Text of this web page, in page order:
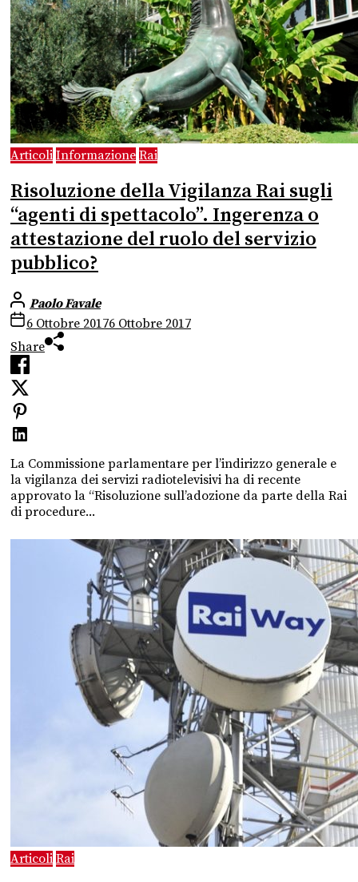
Articoli Informazione Rai
Risoluzione della Vigilanza Rai sugli
“agenti di spettacolo”. Ingerenza o
attestazione del ruolo del servizio
pubblico?
Paolo Favale
6 Ottobre 20176 Ottobre 2017
Share
La Commissione parlamentare per l’indirizzo generale e
la vigilanza dei servizi radiotelevisivi ha di recente
approvato la “Risoluzione sull’adozione da parte della Rai
di procedure...
Articoli Rai